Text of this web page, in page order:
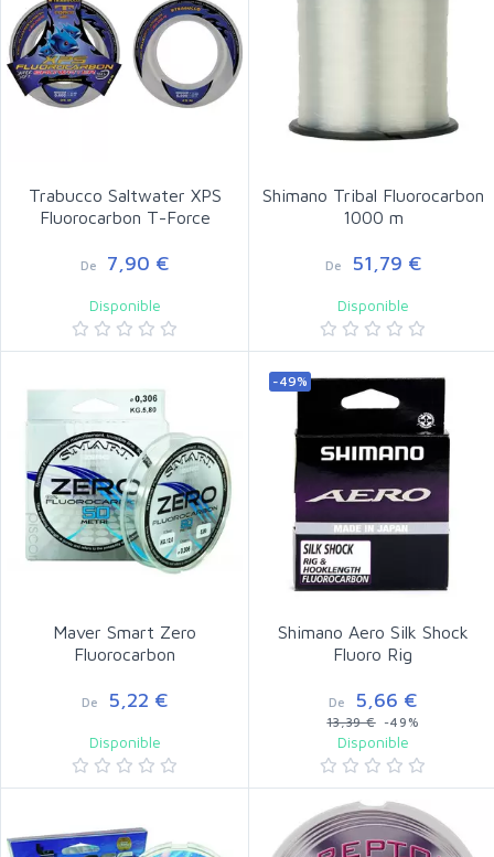
Trabucco Saltwater XPS
Fluorocarbon T-Force
De 7,90 €
Disponible
Shimano Tribal Fluorocarbon
1000 m
De 51,79 €
Disponible
Maver Smart Zero
Fluorocarbon
De 5,22 €
Disponible
-49%
Shimano Aero Silk Shock
Fluoro Rig
De 5,66 €
13,39 €-49%
Disponible